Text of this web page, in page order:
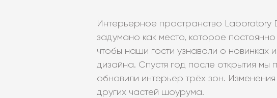
Интерьерное пространство Laboratory
задумано как место, которое постоянно
чтобы наши гости узнавали о новинках
дизайна. Спустя год после открытия мы
обновили интерьер трёх зон. Изменения
других частей шоурума.